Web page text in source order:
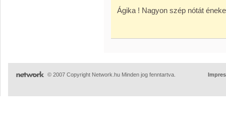
Ágika ! Nagyon szép nótát
© 2007 Copyright Network.hu Minden jog fenntartva.